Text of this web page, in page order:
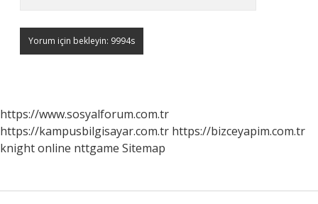
https://www.sosyalforum.com.tr
https://kampusbilgisayar.com.tr https://bizceyapim.com.tr
knight online nttgame Sitemap